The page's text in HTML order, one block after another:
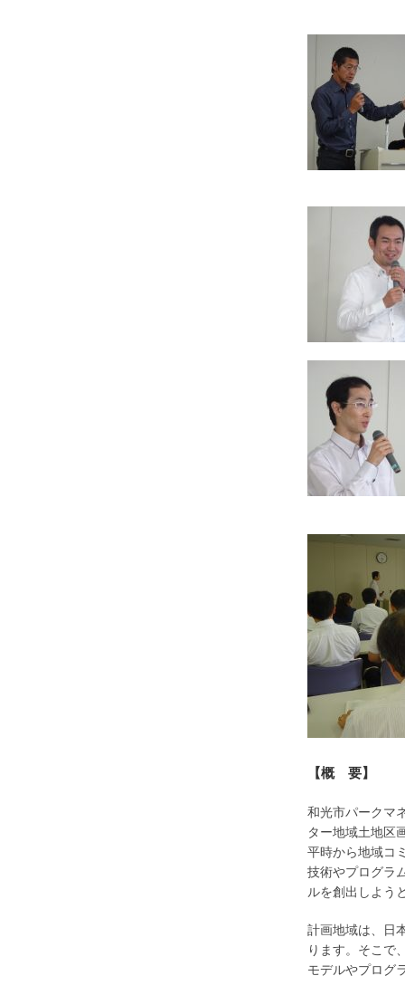
【概 要】
和光市パークマ
ター地域土地区
平時から地域コ
技術やプログラ
ルを創出しよう
計画地域は、日
ります。そこで
モデルやプログ